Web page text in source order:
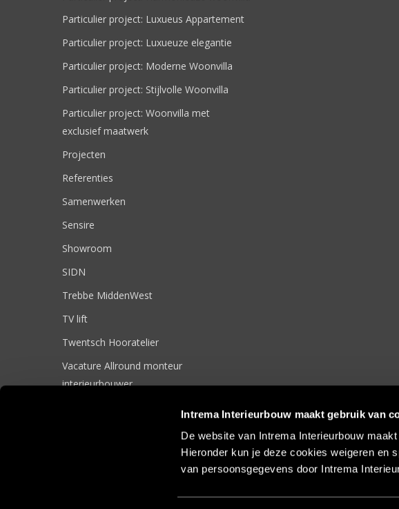
Intrema Interieurbouw maakt gebruik van
De website van Intrema Interieurbouw
Hieronder kun je deze cookies weigeren en
van persoonsgegevens door Intrema
Particulier project: Luxueus Appartement
Particulier project: Luxueuze elegantie
Particulier project: Moderne Woonvilla
Particulier project: Stijlvolle Woonvilla
Particulier project: Woonvilla met
exclusief maatwerk
Projecten
Referenties
Samenwerken
Sensire
Showroom
SIDN
Trebbe MiddenWest
TV lift
Twentsch Hooratelier
Vacature Allround monteur
interieurbouwer